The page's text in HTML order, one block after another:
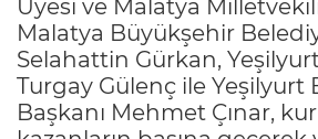
Üyesi ve Malatya
Malatya Büyükşehir
Selahattin Gürkan,
Turgay Gülenç ile Yeşilyurt
Başkanı Mehmet Çınar,